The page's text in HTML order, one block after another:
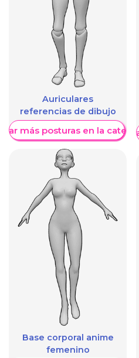
Auriculares
referencias de dibujo
más posturas en la
Base corporal anime
femenino